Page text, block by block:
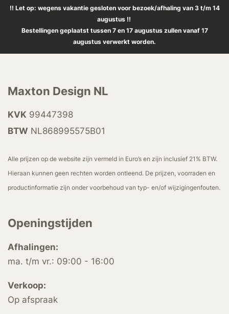
!! Let op: wegens vakantie gesloten voor bezoek/afhaling van 3 t/m 14
augustus !!
Bestellingen geplaatst tussen 7 en 17 augustus zullen vanaf 17
augustus verwerkt worden.
Maxton Design NL
KVK 99447398
BTW NL868995575B01
Alle prijzen op de website zijn vermeld in Euro’s en zijn inclusief 21% BTW.
Hieraan kunnen geen rechten worden ontleend. De prijzen, voorraden en
productinformatie zijn onder voorbehoud van typ- en/of wijzigingenfouten.
Openingstijden
Afhalingen:
ma. t/m vr.: 09:00 - 16:00
Verkoop:
Op afspraak